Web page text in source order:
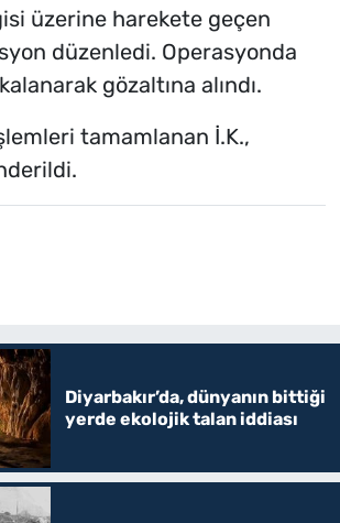
üzerine harekete geçen
düzenledi. Operasyonda
gözaltına alındı.
tamamlanan İ.K.,
Diyarbakır’da, dünyanın bittiği
yerde ekolojik talan iddiası